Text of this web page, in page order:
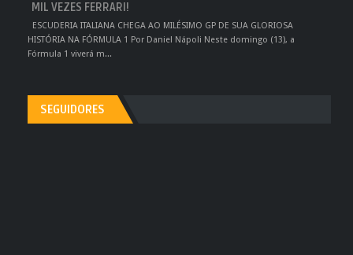
MIL VEZES FERRARI!
ESCUDERIA ITALIANA CHEGA AO MILÉSIMO GP DE SUA GLORIOSA
HISTÓRIA NA FÓRMULA 1 Por Daniel Nápoli Neste domingo (13), a
Fórmula 1 viverá m...
SEGUIDORES